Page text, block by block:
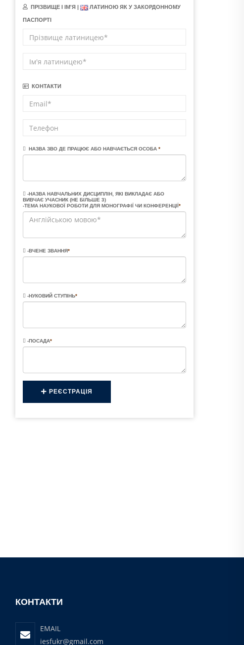
ПРІЗВИЩЕ І ІМ'Я | ЛАТИНОЮ ЯК У ЗАКОРДОННОМУ
ПАСПОРТІ
КОНТАКТИ
НАЗВА ЗВО ДЕ ПРАЦЮЄ АБО НАВЧАЄТЬСЯ ОСОБА *
-НАЗВА НАВЧАЛЬНИХ ДИСЦИПЛІН, ЯКІ ВИКЛАДАЄ АБО
ВИВЧАЄ УЧАСНИК (НЕ БІЛЬШЕ 3)
-ТЕМА НАУКОВОЇ РОБОТИ ДЛЯ МОНОГРАФІЇ ЧИ КОНФЕРЕНЦІЇ*
-ВЧЕНЕ ЗВАННЯ*
-НУКОВИЙ СТУПІНЬ*
-ПОСАДА*
РЕЄСТРАЦІЯ
КОНТАКТИ
EMAIL
iesfukr@gmail.com